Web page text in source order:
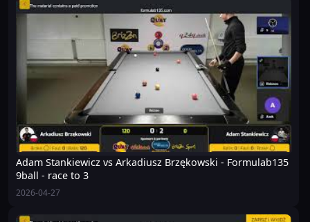
Adam Stankiewicz vs Arkadiusz Brzękowski - Formulab135
9ball - race to 3
2026-04-27